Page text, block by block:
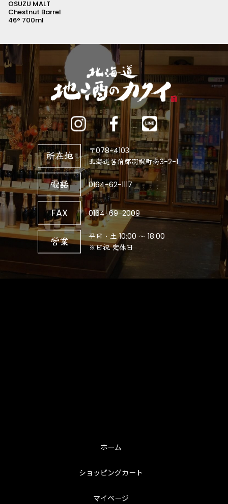
OSUZU MALT
Chestnut Barrel
46° 700ml
所在地
〒078-4103
北海道苫前郡羽幌町南3-2-1
電話 0164-62-1117
FAX 0164-69-2009
営業
平日・土 10:00 ～ 18:00
※日祝 定休日
ホーム
ショッピングカート
マイページ